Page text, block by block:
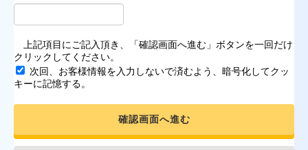
上記項目にご記入頂き、「確認画面へ進む」ボタンを一回だけ
クリックしてください。
次回、お客様情報を入力しないで済むよう、暗号化してクッ
キーに記憶する。
確認画面へ進む